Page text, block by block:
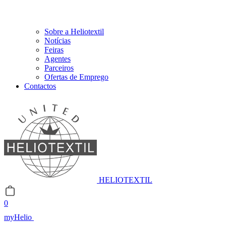
Sobre a Heliotextil
Notícias
Feiras
Agentes
Parceiros
Ofertas de Emprego
Contactos
HELIOTEXTIL
0
myHelio